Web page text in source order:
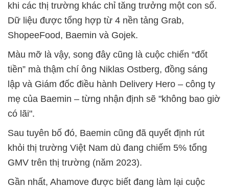
khi các thị trường khác chỉ tăng trưởng một con số.
Dữ liệu được tổng hợp từ 4 nền tảng Grab,
ShopeeFood, Baemin và Gojek.
Màu mỡ là vậy, song đây cũng là cuộc chiến “đốt
tiền” mà thậm chí ông Niklas Ostberg, đồng sáng
lập và Giám đốc điều hành Delivery Hero – công ty
mẹ của Baemin – từng nhận định sẽ "không bao giờ
có lãi".
Sau tuyên bố đó, Baemin cũng đã quyết định rút
khỏi thị trường Việt Nam dù đang chiếm 5% tổng
GMV trên thị trường (năm 2023).
Gần nhất, Ahamove được biết đang làm lại cuộc